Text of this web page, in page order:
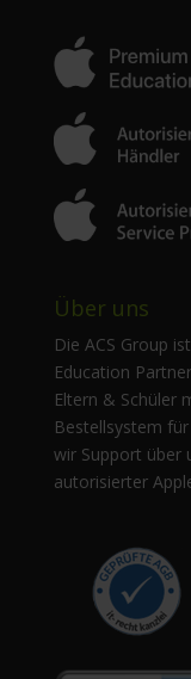
Über uns
Die ACS Group
Education
Eltern & Schüler
Bestellsystem
wir Support über
autorisierter